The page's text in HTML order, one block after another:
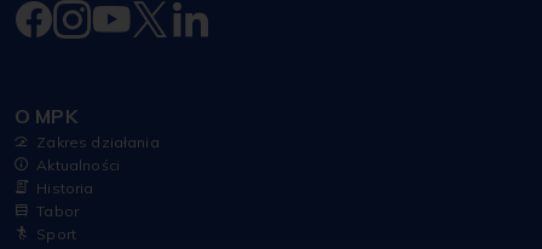
O MPK
Zakres działania
Aktualności
Historia
Tabor
Sport